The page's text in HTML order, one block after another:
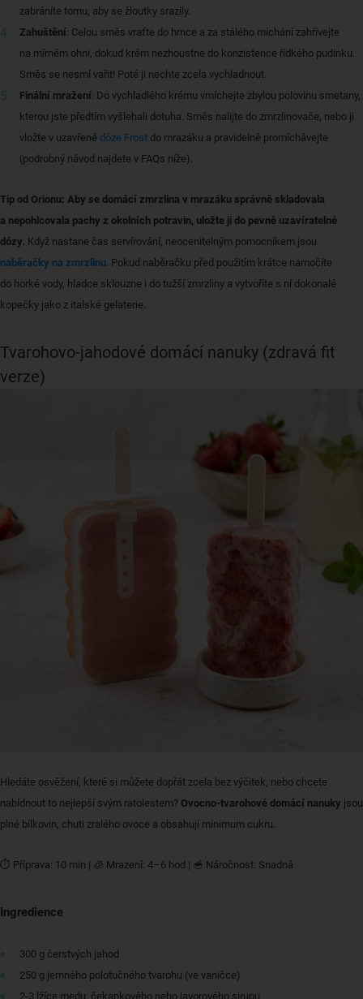
zabráníte tomu, aby se žloutky srazily.
Zahuštění: Celou směs vraťte do hrnce a za stálého míchání zahřívejte
na mírném ohni, dokud krém nezhoustne do konzistence řídkého pudinku.
Směs se nesmí vařit! Poté ji nechte zcela vychladnout.
Finální mražení: Do vychladlého krému vmíchejte zbylou polovinu smetany,
kterou jste předtím vyšlehali dotuha. Směs nalijte do zmrzlinovače, nebo ji
vložte v uzavřené dóze Frost do mrazáku a pravidelně promíchávejte
(podrobný návod najdete v FAQs níže).
Tip od Orionu: Aby se domácí zmrzlina v mrazáku správně skladovala
a nepohlcovala pachy z okolních potravin, uložte ji do pevně uzavíratelné
dózy. Když nastane čas servírování, neocenitelným pomocníkem jsou
naběračky na zmrzlinu. Pokud naběračku před použitím krátce namočíte
do horké vody, hladce sklouzne i do tužší zmrzliny a vytvoříte s ní dokonalé
kopečky jako z italské gelaterie.
Tvarohovo-jahodové domácí nanuky (zdravá fit
verze)
Hledáte osvěžení, které si můžete dopřát zcela bez výčitek, nebo chcete
nabídnout to nejlepší svým ratolestem? Ovocno-tvarohové domácí nanuky jsou
plné bílkovin, chuti zralého ovoce a obsahují minimum cukru.
⏱ Příprava: 10 min | 🧊 Mrazení: 4–6 hod | 🥣 Náročnost: Snadná
Ingredience
300 g čerstvých jahod
250 g jemného polotučného tvarohu (ve vaničce)
2-3 lžíce medu, čekankového nebo javorového sirupu